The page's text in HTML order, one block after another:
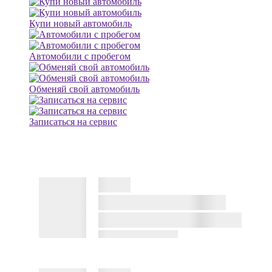
Купи новый автомобиль
Автомобили с пробегом
Обменяй свой автомобиль
Записаться на сервис